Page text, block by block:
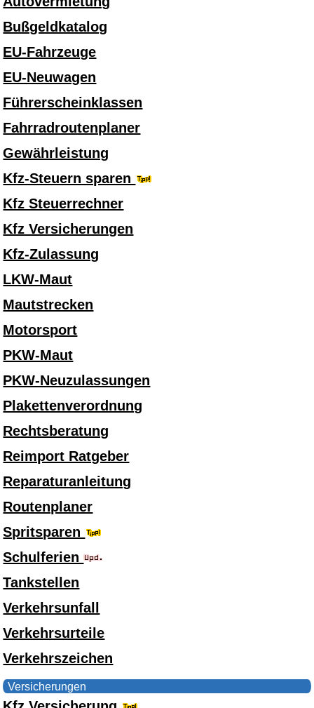
Bußgeldkatalog
EU-Fahrzeuge
EU-Neuwagen
Führerscheinklassen
Fahrradroutenplaner
Gewährleistung
Kfz-Steuern sparen
Kfz Steuerrechner
Kfz Versicherungen
Kfz-Zulassung
LKW-Maut
Mautstrecken
Motorsport
PKW-Maut
PKW-Neuzulassungen
Plakettenverordnung
Rechtsberatung
Reimport Ratgeber
Reparaturanleitung
Routenplaner
Spritsparen
Schulferien
Tankstellen
Verkehrsunfall
Verkehrsurteile
Verkehrszeichen
Versicherungen